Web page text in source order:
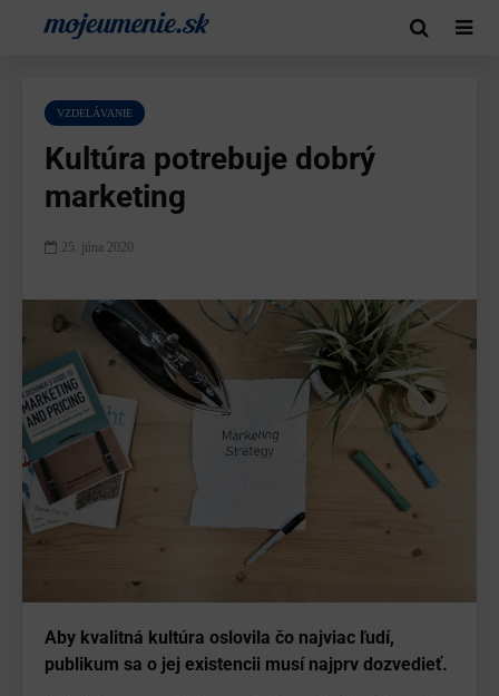
VZDELÁVANIE
Kultúra potrebuje dobrý
marketing
25. júna 2020
Aby kvalitná kultúra oslovila čo najviac ľudí,
publikum sa o jej existencii musí najprv dozvedieť.